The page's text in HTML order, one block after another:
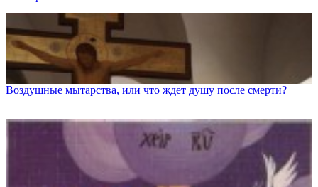
Воздушные мытарства, или что ждет душу после смерти?